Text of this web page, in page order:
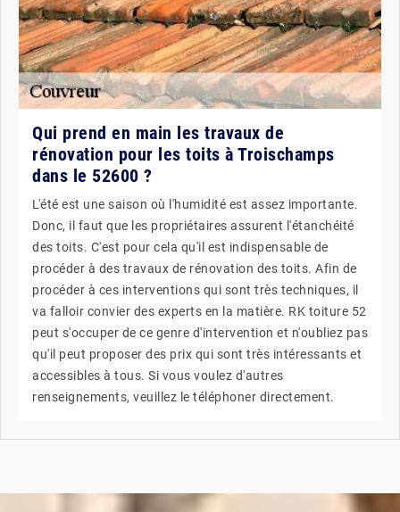
Qui prend en main les travaux de
rénovation pour les toits à Troischamps
dans le 52600 ?
L'été est une saison où l'humidité est assez importante.
Donc, il faut que les propriétaires assurent l'étanchéité
des toits. C'est pour cela qu'il est indispensable de
procéder à des travaux de rénovation des toits. Afin de
procéder à ces interventions qui sont très techniques, il
va falloir convier des experts en la matière. RK toiture 52
peut s'occuper de ce genre d'intervention et n'oubliez pas
qu'il peut proposer des prix qui sont très intéressants et
accessibles à tous. Si vous voulez d'autres
renseignements, veuillez le téléphoner directement.